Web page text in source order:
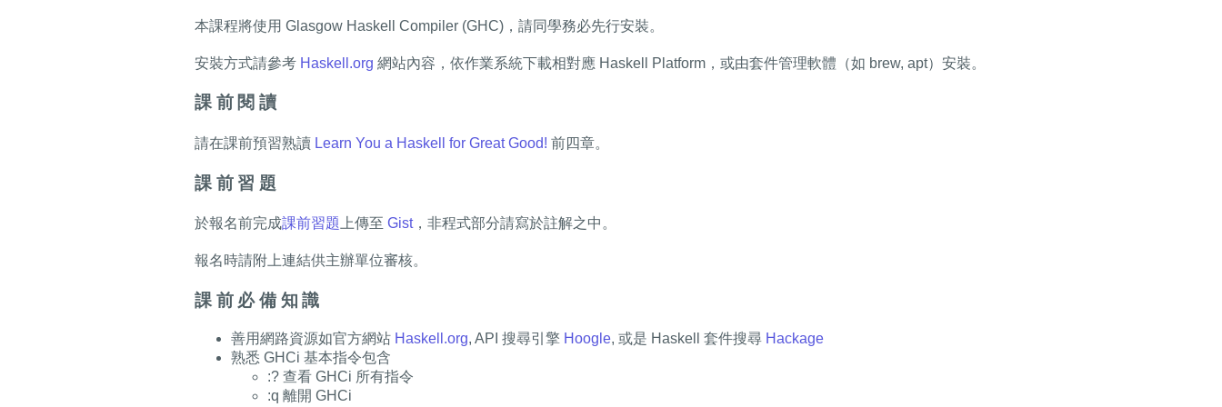
本課程將使用 Glasgow Haskell Compiler (GHC)，請同學務必先行安裝。
安裝方式請參考 Haskell.org 網站內容，依作業系統下載相對應 Haskell Platform，或由套件管理軟體（如 brew, apt）安裝。
課前閱讀
請在課前預習熟讀 Learn You a Haskell for Great Good! 前四章。
課前習題
於報名前完成課前習題上傳至 Gist，非程式部分請寫於註解之中。
報名時請附上連結供主辦單位審核。
課前必備知識
善用網路資源如官方網站 Haskell.org, API 搜尋引擎 Hoogle, 或是 Haskell 套件搜尋 Hackage
熟悉 GHCi 基本指令包含
:? 查看 GHCi 所有指令
:q 離開 GHCi